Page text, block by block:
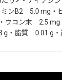
ンB2 5.0 mg・
ウコン末 2.5 mg
g・脂質 0.01 g